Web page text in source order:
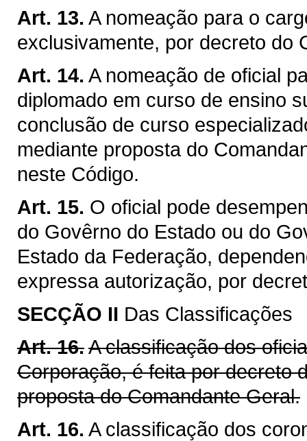
Art. 13. A nomeação para o
exclusivamente, por decreto do
Art. 14. A nomeação de oficial
diplomado em curso de ensino
conclusão de curso
mediante proposta do
neste Código.
Art. 15. O oficial pode
do Govêrno do Estado ou do
Estado da Federação,
expressa autorização, por
SECÇÃO II Das Classificações
Art. 16.A classificação dos
Corporação, é feita por decreto
proposta do Comandante Geral.
Art. 16. A classificação dos